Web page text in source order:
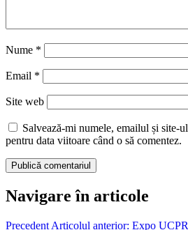
Nume *
Email *
Site web
Salvează-mi numele, emailul și site-
pentru data viitoare când o să comentez.
Navigare în articole
Precedent Articolul anterior: Expo